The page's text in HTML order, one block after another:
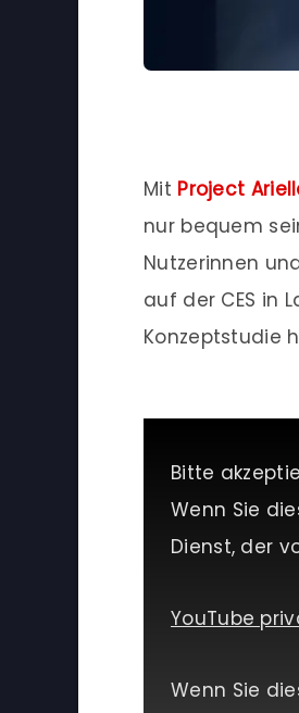
Mit Project
nur bequem
Nutzerinnen
auf der CES in
Konzeptstudie
Bitte
Wenn Sie
Dienst, der
YouTube
Wenn Sie